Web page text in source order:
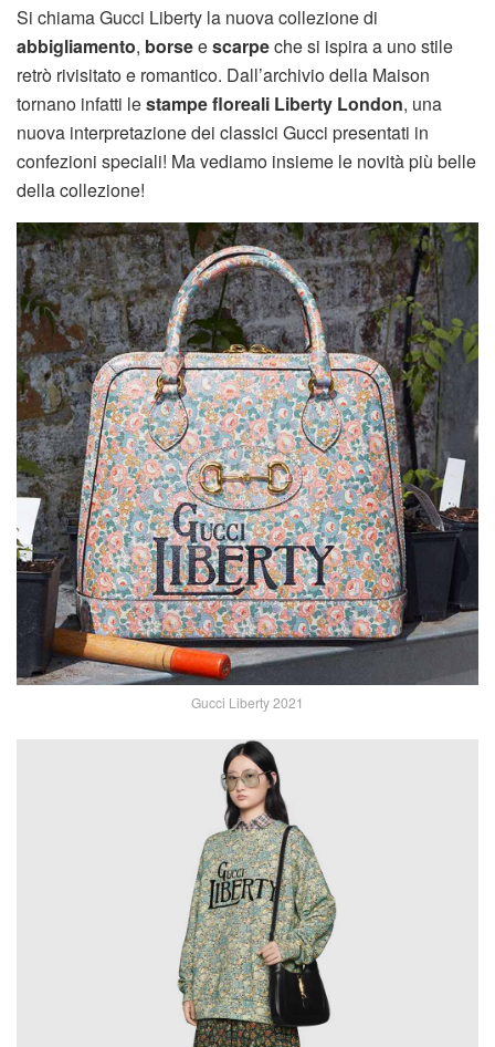
Si chiama Gucci Liberty la nuova collezione di
abbigliamento, borseescarpeche si ispira a uno stile
retrò rivisitato e romantico. Dall’archivio della Maison
tornano infatti lestampe floreali Liberty London, una
nuova interpretazione dei classici Gucci presentati in
confezioni speciali! Ma vediamo insieme le novità più belle
della collezione!
Gucci Liberty 2021